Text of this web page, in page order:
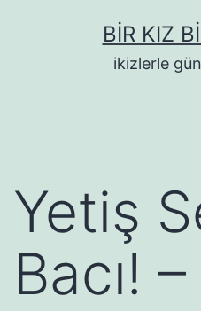
BIR KIZ
ikizlerle
Yetiş
Bacı!